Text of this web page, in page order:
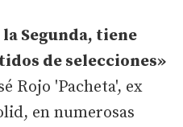
Segunda, tiene
de selecciones»
Rojo 'Pacheta', ex
en numerosas